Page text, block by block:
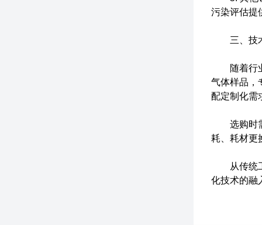
污染评估提
三、技术
随着行业
气体样品，
配定制化需
选购时需
耗、耗材更
从传统工
化技术的融